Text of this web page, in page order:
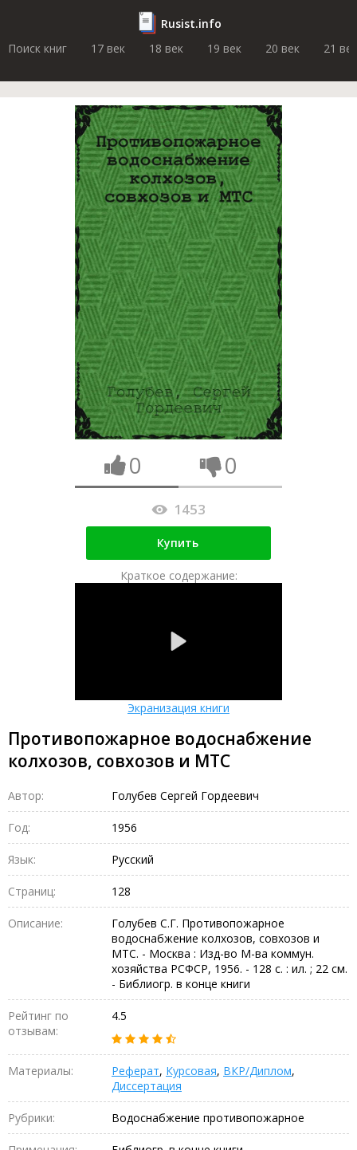
Rusist.info
Поиск книг
17 век 18 век 19 век 20 век 21 век
0 0
1453
Купить
Краткое содержание:
Экранизация книги
Противопожарное водоснабжение
колхозов, совхозов и МТС
Автор: Голубев Сергей Гордеевич
Год: 1956
Язык: Русский
Страниц: 128
Описание:
Голубев С.Г. Противопожарное
водоснабжение колхозов, совхозов и
МТС. - Москва : Изд-во М-ва коммун.
хозяйства РСФСР, 1956. - 128 с. : ил. ; 22 см.
- Библиогр. в конце книги
Рейтинг по
отзывам:
4.5
Материалы: Реферат, Курсовая, ВКР/Диплом,
Диссертация
Рубрики: Водоснабжение противопожарное